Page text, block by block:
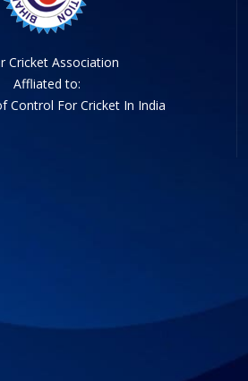
Cricket Association
Affliated to:
Control For Cricket In India